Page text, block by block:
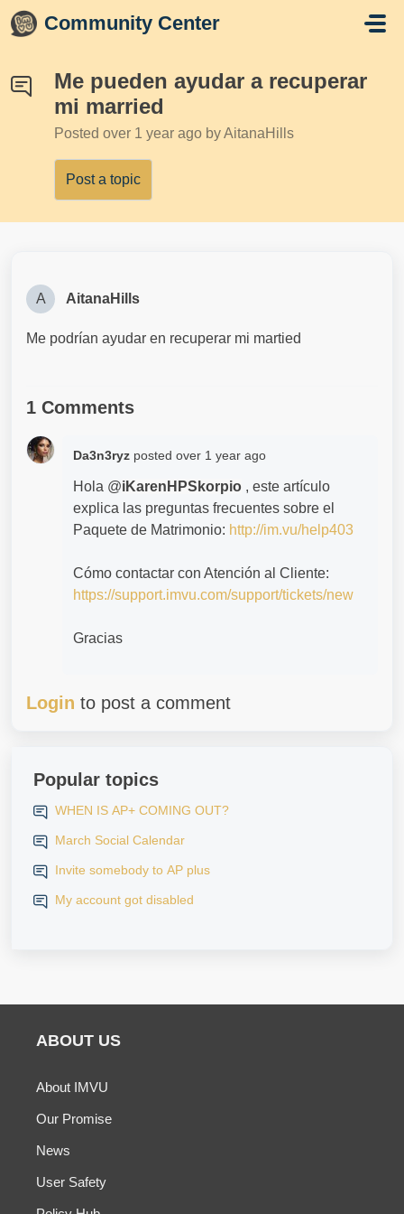
Skip to main content
Community Center
Me pueden ayudar a recuperar
mi married
Posted over 1 year ago by AitanaHills
Post a topic
A AitanaHills
Me podrían ayudar en recuperar mi martied
1 Comments
Da3n3ryz posted over 1 year ago
Hola @iKarenHPSkorpio , este artículo
explica las preguntas frecuentes sobre el
Paquete de Matrimonio: http://im.vu/help403
Cómo contactar con Atención al Cliente:
https://support.imvu.com/support/tickets/new
Gracias
Login to post a comment
Popular topics
WHEN IS AP+ COMING OUT?
March Social Calendar
Invite somebody to AP plus
My account got disabled
ABOUT US
About IMVU
Our Promise
News
User Safety